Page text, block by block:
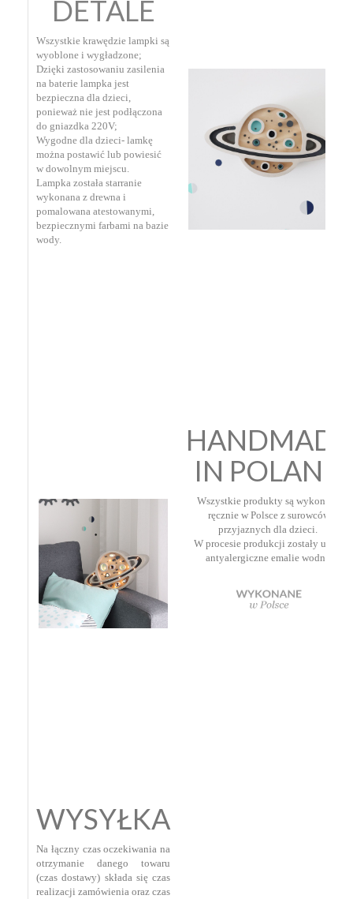
DETALE
Wszystkie krawędzie lampki są
wyoblone i wygładzone;
Dzięki zastosowaniu zasilenia
na baterie lampka jest
bezpieczna dla dzieci,
ponieważ nie jest podłączona
do gniazdka 220V;
Wygodne dla dzieci- lamkę
można postawić lub powiesić
w dowolnym miejscu.
Lampka została starranie
wykonana z drewna i
pomalowana atestowanymi,
bezpiecznymi farbami na bazie
wody.
HANDMADE
IN POLAND
Wszystkie produkty są wykonane
ręcznie w Polsce z surowców
przyjaznych dla dzieci.
W procesie produkcji zostały użyte
antyalergiczne emalie wodne.
WYSYŁKA
Na łączny czas oczekiwania na
otrzymanie danego towaru
(czas dostawy) składa się czas
realizacji zamówienia oraz czas